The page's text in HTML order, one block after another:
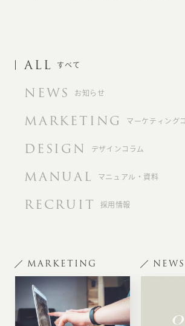
ALL すべて
NEWS お知らせ
MARKETING マーケティング
DESIGN デザインコラム
MANUAL マニュアル・資料
RECRUIT 採用情報
MARKETING NEWS